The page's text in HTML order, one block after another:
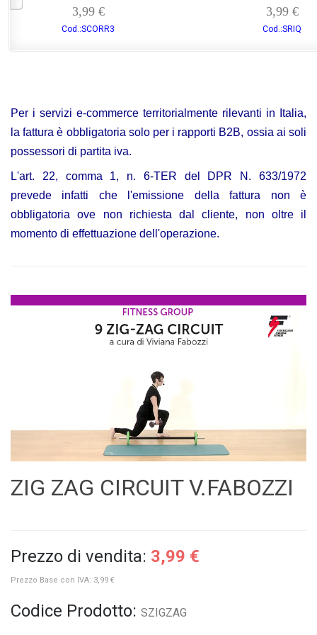
3,99 €
Cod.:SCORR3
3,99 €
Cod.:SRIQ
Per i servizi e-commerce territorialmente rilevanti in Italia,
la fattura è obbligatoria solo per i rapporti B2B, ossia ai soli
possessori di partita iva.
L'art. 22, comma 1, n. 6-TER del DPR N. 633/1972
prevede infatti che l'emissione della fattura non è
obbligatoria ove non richiesta dal cliente, non oltre il
momento di effettuazione dell'operazione.
ZIG ZAG CIRCUIT V.FABOZZI
Prezzo di vendita: 3,99 €
Prezzo Base con IVA: 3,99 €
Codice Prodotto: SZIGZAG